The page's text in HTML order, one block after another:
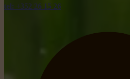
tel: +352 26 15 26